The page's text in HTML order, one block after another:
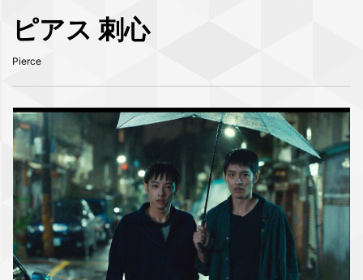
ピアス 刺心
Pierce